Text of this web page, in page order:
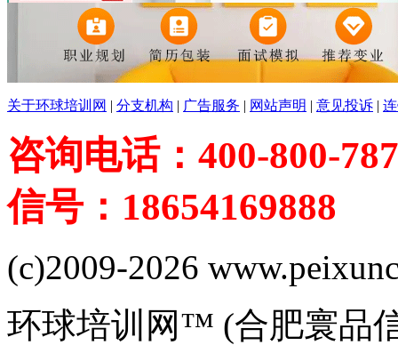
关于环球培训网 | 分支机构 | 广告服务 | 网站声明 | 意见投诉 |
咨询电话：400-800-
信号：18654169888
(c)2009-2026
环球培训网™ (合肥寰品